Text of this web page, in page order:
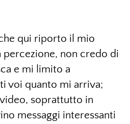
qui riporto il mio
percezione, non credo di
e mi limito a
voi quanto mi arriva;
soprattutto in
messaggi interessanti